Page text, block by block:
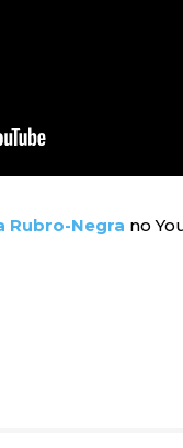
Rubro-Negra no